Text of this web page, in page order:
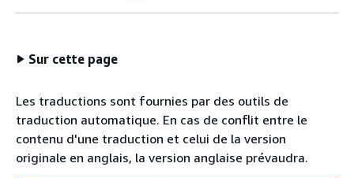
Sur cette page
Les traductions sont fournies par des outils de
traduction automatique. En cas de conflit entre le
contenu d'une traduction et celui de la version
originale en anglais, la version anglaise prévaudra.